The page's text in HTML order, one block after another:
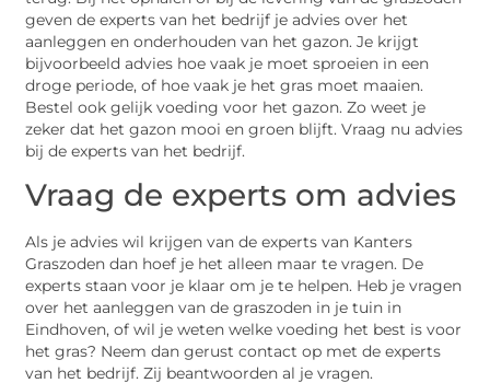
geven de experts van het bedrijf je advies over het
aanleggen en onderhouden van het gazon. Je krijgt
bijvoorbeeld advies hoe vaak je moet sproeien in een
droge periode, of hoe vaak je het gras moet maaien.
Bestel ook gelijk voeding voor het gazon. Zo weet je
zeker dat het gazon mooi en groen blijft. Vraag nu advies
bij de experts van het bedrijf.
Vraag de experts om advies
Als je advies wil krijgen van de experts van Kanters
Graszoden dan hoef je het alleen maar te vragen. De
experts staan voor je klaar om je te helpen. Heb je vragen
over het aanleggen van de graszoden in je tuin in
Eindhoven, of wil je weten welke voeding het best is voor
het gras? Neem dan gerust contact op met de experts
van het bedrijf. Zij beantwoorden al je vragen.